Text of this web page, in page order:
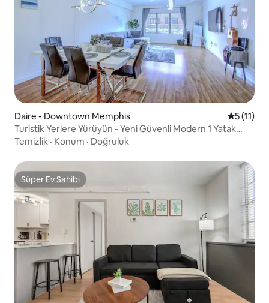
Daire - Downtown Memphis 55 (11)
Turistik Yerlere Yürüyün - Yeni Güvenli Modern 1 Yatak
Odalı Çatı Katı
Temizlik · Konum · Doğruluk
Süper Ev Sahibi
Süper Ev Sahibi